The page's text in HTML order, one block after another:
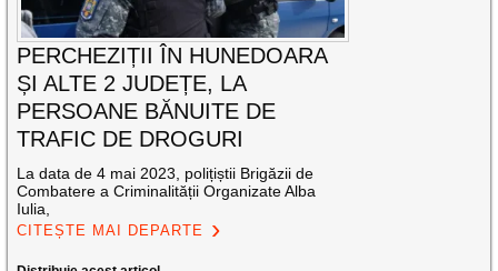
PERCHEZIȚII ÎN HUNEDOARA
ȘI ALTE 2 JUDEȚE, LA
PERSOANE BĂNUITE DE
TRAFIC DE DROGURI
La data de 4 mai 2023, polițiștii Brigăzii de
Combatere a Criminalității Organizate Alba
Iulia,
CITEȘTE MAI DEPARTE